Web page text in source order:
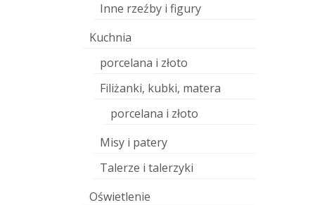
Inne rzeźby i figury
Kuchnia
porcelana i złoto
Filiżanki, kubki, matera
porcelana i złoto
Misy i patery
Talerze i talerzyki
Oświetlenie